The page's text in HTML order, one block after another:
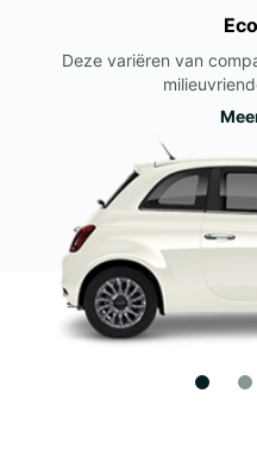
Deze variëren van